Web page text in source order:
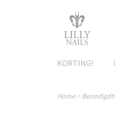
KORTING!
Home>